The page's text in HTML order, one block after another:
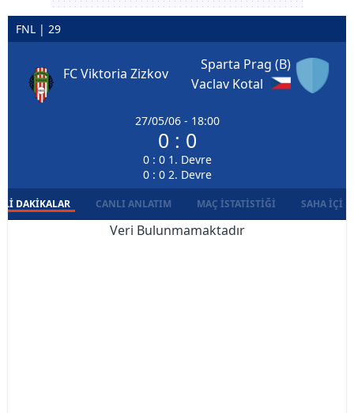
FNL | 29
FC Viktoria Zizkov
27/05/06 - 18:00
0 : 0
0 : 0 1. Devre
0 : 0 2. Devre
Sparta Prag (B)
Vaclav Kotal
DAKIKALAR CANLI ANLATIM MAÇ İSTATISTIĞI SAHA İÇI
Veri Bulunmamaktadır